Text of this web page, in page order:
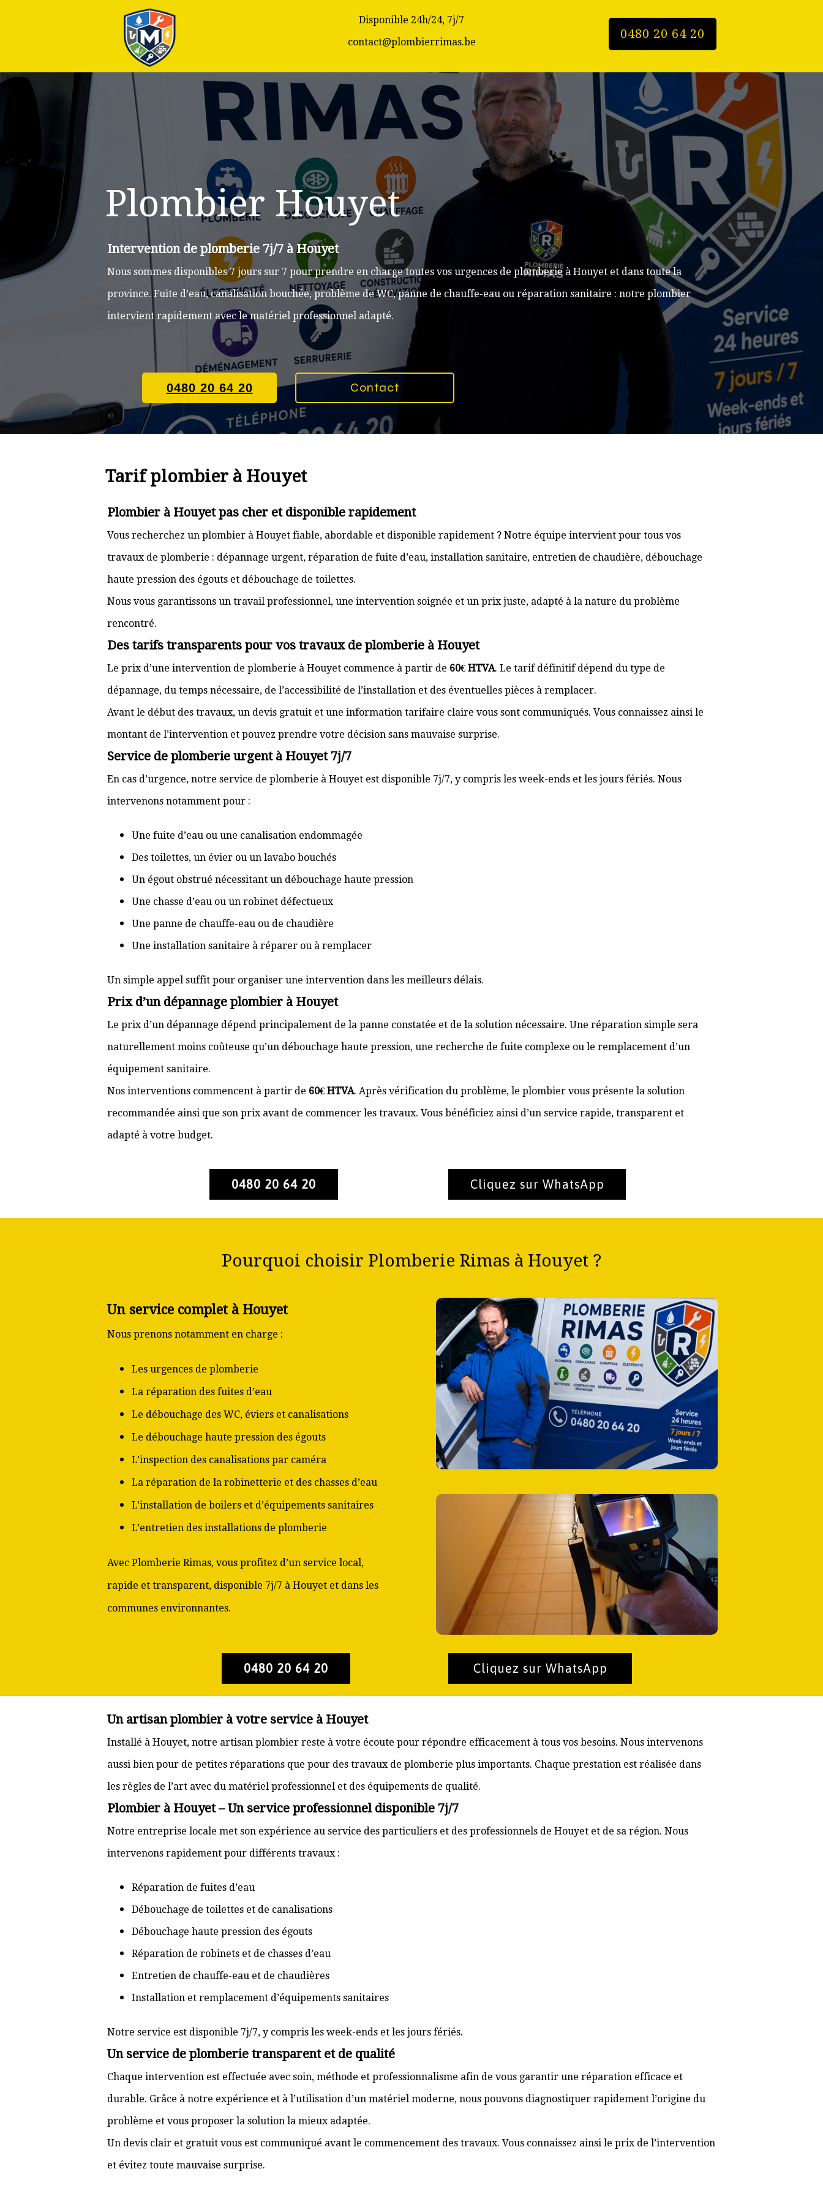
0480 20 64 20
Disponible 24h/24, 7j/7
contact@plombierrimas.be
Plombier Houyet
Intervention de plomberie 7j/7 à Houyet
Nous sommes disponibles 7 jours sur 7 pour prendre en charge toutes vos urgences de plomberie à Houyet et dans toute la
province. Fuite d’eau, canalisation bouchée, problème de WC, panne de chauffe-eau ou réparation sanitaire : notre plombier
intervient rapidement avec le matériel professionnel adapté.
0480 20 64 20 Contact
Tarif plombier à Houyet
Plombier à Houyet pas cher et disponible rapidement
Vous recherchez un plombier à Houyet fiable, abordable et disponible rapidement ? Notre équipe intervient pour tous vos
travaux de plomberie : dépannage urgent, réparation de fuite d’eau, installation sanitaire, entretien de chaudière, débouchage
haute pression des égouts et débouchage de toilettes.
Nous vous garantissons un travail professionnel, une intervention soignée et un prix juste, adapté à la nature du problème
rencontré.
Des tarifs transparents pour vos travaux de plomberie à Houyet
Le prix d’une intervention de plomberie à Houyet commence à partir de 60€ HTVA. Le tarif définitif dépend du type de
dépannage, du temps nécessaire, de l’accessibilité de l’installation et des éventuelles pièces à remplacer.
Avant le début des travaux, un devis gratuit et une information tarifaire claire vous sont communiqués. Vous connaissez ainsi le
montant de l’intervention et pouvez prendre votre décision sans mauvaise surprise.
Service de plomberie urgent à Houyet 7j/7
En cas d’urgence, notre service de plomberie à Houyet est disponible 7j/7, y compris les week-ends et les jours fériés. Nous
intervenons notamment pour :
Une fuite d’eau ou une canalisation endommagée
Des toilettes, un évier ou un lavabo bouchés
Un égout obstrué nécessitant un débouchage haute pression
Une chasse d’eau ou un robinet défectueux
Une panne de chauffe-eau ou de chaudière
Une installation sanitaire à réparer ou à remplacer
Un simple appel suffit pour organiser une intervention dans les meilleurs délais.
Prix d’un dépannage plombier à Houyet
Le prix d’un dépannage dépend principalement de la panne constatée et de la solution nécessaire. Une réparation simple sera
naturellement moins coûteuse qu’un débouchage haute pression, une recherche de fuite complexe ou le remplacement d’un
équipement sanitaire.
Nos interventions commencent à partir de 60€ HTVA. Après vérification du problème, le plombier vous présente la solution
recommandée ainsi que son prix avant de commencer les travaux. Vous bénéficiez ainsi d’un service rapide, transparent et
adapté à votre budget.
0480 20 64 20 Cliquez sur WhatsApp
Pourquoi choisir Plomberie Rimas à Houyet ?
Un service complet à Houyet
Nous prenons notamment en charge :
Les urgences de plomberie
La réparation des fuites d’eau
Le débouchage des WC, éviers et canalisations
Le débouchage haute pression des égouts
L’inspection des canalisations par caméra
La réparation de la robinetterie et des chasses d’eau
L’installation de boilers et d’équipements sanitaires
L’entretien des installations de plomberie
Avec Plomberie Rimas, vous profitez d’un service local,
rapide et transparent, disponible 7j/7 à Houyet et dans les
communes environnantes.
0480 20 64 20 Cliquez sur WhatsApp
Un artisan plombier à votre service à Houyet
Installé à Houyet, notre artisan plombier reste à votre écoute pour répondre efficacement à tous vos besoins. Nous intervenons
aussi bien pour de petites réparations que pour des travaux de plomberie plus importants. Chaque prestation est réalisée dans
les règles de l’art avec du matériel professionnel et des équipements de qualité.
Plombier à Houyet – Un service professionnel disponible 7j/7
Notre entreprise locale met son expérience au service des particuliers et des professionnels de Houyet et de sa région. Nous
intervenons rapidement pour différents travaux :
Réparation de fuites d’eau
Débouchage de toilettes et de canalisations
Débouchage haute pression des égouts
Réparation de robinets et de chasses d’eau
Entretien de chauffe-eau et de chaudières
Installation et remplacement d’équipements sanitaires
Notre service est disponible 7j/7, y compris les week-ends et les jours fériés.
Un service de plomberie transparent et de qualité
Chaque intervention est effectuée avec soin, méthode et professionnalisme afin de vous garantir une réparation efficace et
durable. Grâce à notre expérience et à l’utilisation d’un matériel moderne, nous pouvons diagnostiquer rapidement l’origine du
problème et vous proposer la solution la mieux adaptée.
Un devis clair et gratuit vous est communiqué avant le commencement des travaux. Vous connaissez ainsi le prix de l’intervention
et évitez toute mauvaise surprise.